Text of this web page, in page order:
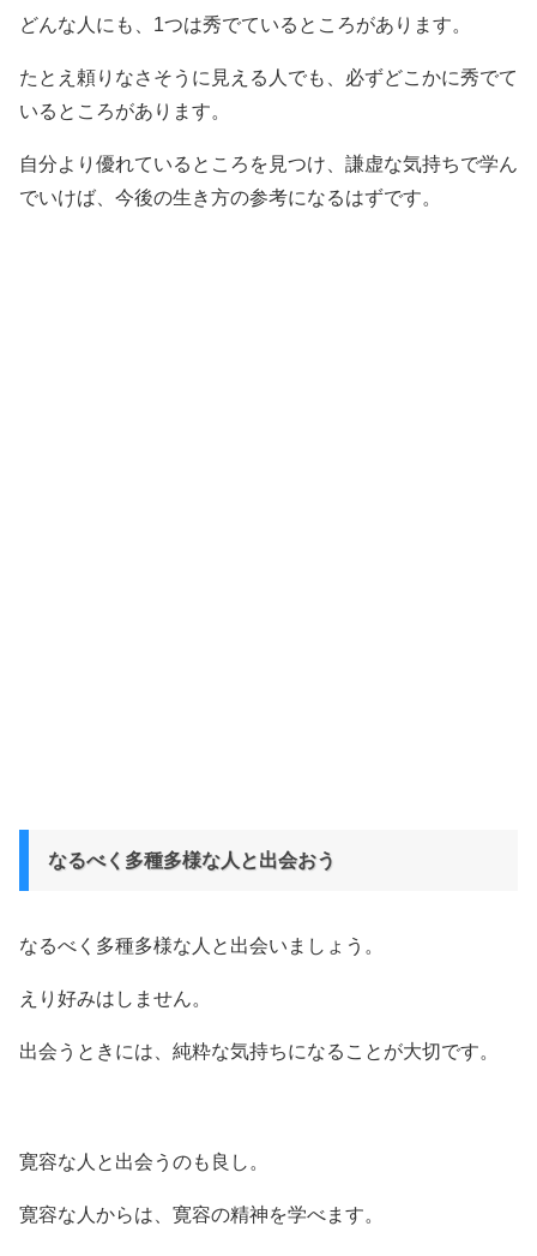
どんな人にも、1つは秀でているところがあります。
たとえ頼りなさそうに見える人でも、必ずどこかに秀でて
いるところがあります。
自分より優れているところを見つけ、謙虚な気持ちで学ん
でいけば、今後の生き方の参考になるはずです。
なるべく多種多様な人と出会おう
なるべく多種多様な人と出会いましょう。
えり好みはしません。
出会うときには、純粋な気持ちになることが大切です。
寛容な人と出会うのも良し。
寛容な人からは、寛容の精神を学べます。